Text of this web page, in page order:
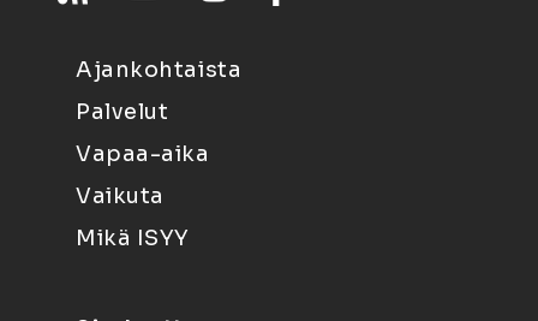
Ajankohtaista
Palvelut
Vapaa-aika
Vaikuta
Mikä ISYY